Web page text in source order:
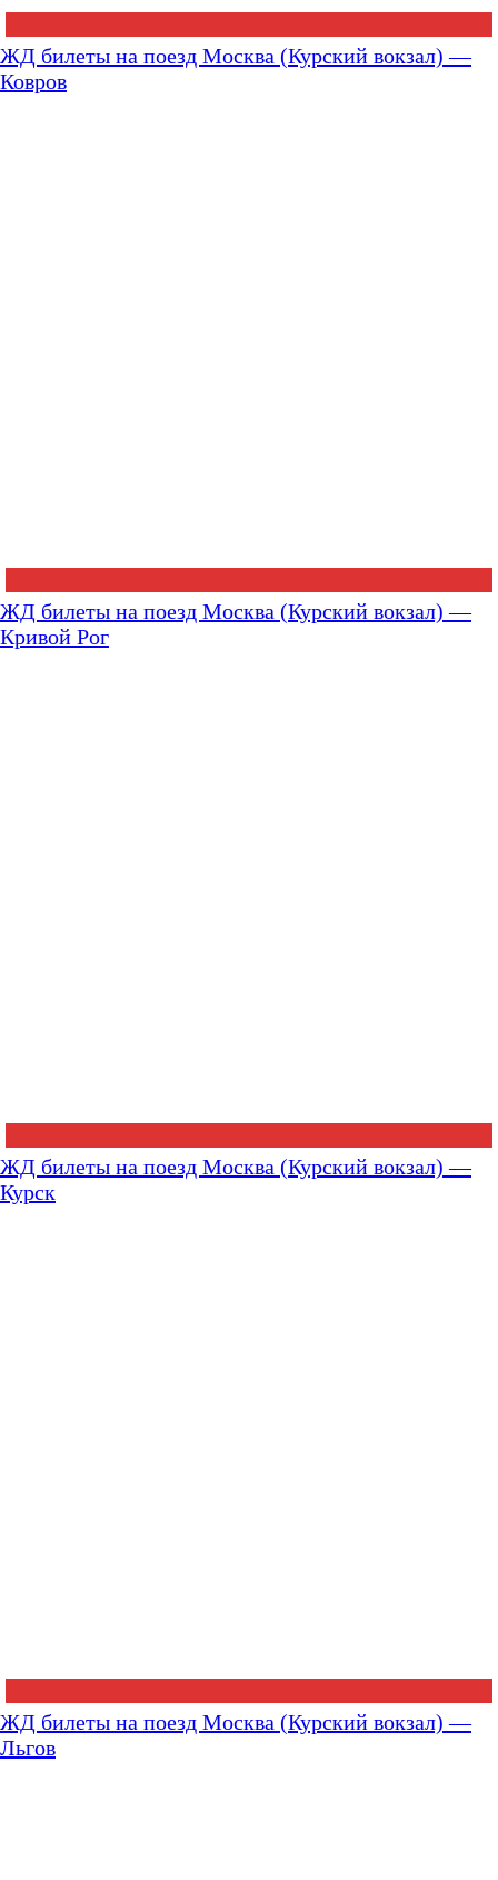
ЖД билеты на поезд Москва (Курский вокзал) —
Ковров
ЖД билеты на поезд Москва (Курский вокзал) —
Кривой Рог
ЖД билеты на поезд Москва (Курский вокзал) —
Курск
ЖД билеты на поезд Москва (Курский вокзал) —
Льгов